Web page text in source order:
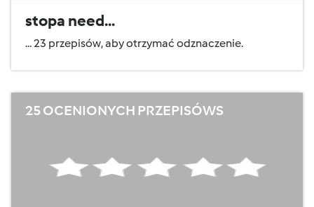
stopa need...
... 23 przepisów, aby otrzymać odznaczenie.
25 OCENIONYCH PRZEPISÓWS